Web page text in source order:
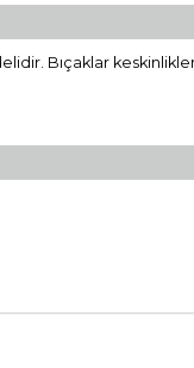
Bıçaklar